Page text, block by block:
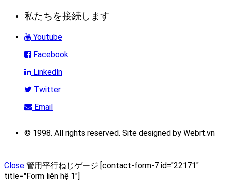
私たちを接続します
Youtube
Facebook
Linkedln
Twitter
Email
© 1998. All rights reserved. Site designed by Webrt.vn
Close 管用平行ねじゲージ [contact-form-7 id="22171"
title="Form liên hệ 1"]